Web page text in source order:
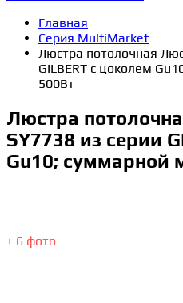
Главная
Серия MultiMarket
Люстра потолочная
GILBERT с цоколем
500Вт
Люстра
SY7738 из серии
Gu10; суммарной
+ 6 фото